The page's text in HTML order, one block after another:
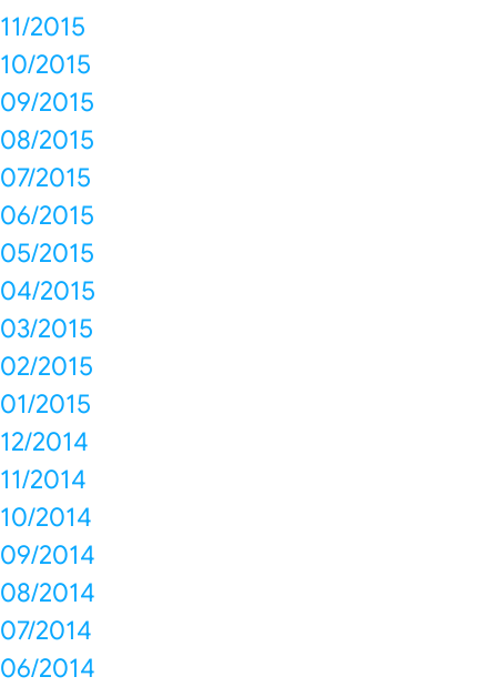
11/2015
10/2015
09/2015
08/2015
07/2015
06/2015
05/2015
04/2015
03/2015
02/2015
01/2015
12/2014
11/2014
10/2014
09/2014
08/2014
07/2014
06/2014